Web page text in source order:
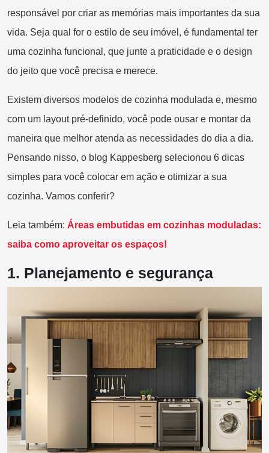
responsável por criar as memórias mais importantes da sua
vida. Seja qual for o estilo de seu imóvel, é fundamental ter
uma cozinha funcional, que junte a praticidade e o design
do jeito que você precisa e merece.
Existem diversos modelos de cozinha modulada e, mesmo
com um layout pré-definido, você pode ousar e montar da
maneira que melhor atenda as necessidades do dia a dia.
Pensando nisso, o blog Kappesberg selecionou 6 dicas
simples para você colocar em ação e otimizar a sua
cozinha. Vamos conferir?
Leia também: Áreas embutidas em cozinhas moduladas:
saiba como aproveitar os espaços!
1. Planejamento e segurança